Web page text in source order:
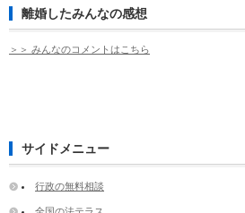
離婚したみんなの感想
＞＞ みんなのコメントはこちら
サイドメニュー
行政の無料相談
全国の法テラス